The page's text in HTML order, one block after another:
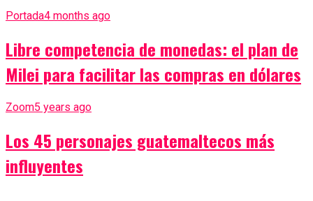
Portada4 months ago
Libre competencia de monedas: el plan de
Milei para facilitar las compras en dólares
Zoom5 years ago
Los 45 personajes guatemaltecos más
influyentes